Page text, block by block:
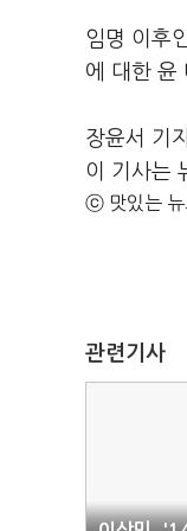
임명 이후
에 대한 윤
장윤서 기
이 기사는
ⓒ 맛있는 뉴
관련기사